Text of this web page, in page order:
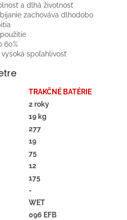
a dlhá životnosť
zachováva dlhodobo
60%
spoľahlivosť
TRAKČNÉ BATÉRIE
2 roky
19 kg
277
19
75
12
175
-
WET
096 EFB